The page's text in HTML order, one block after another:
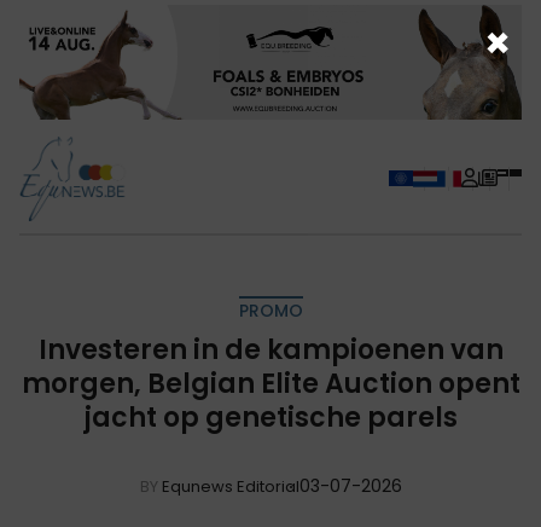
PROMO
Investeren in de kampioenen van
morgen, Belgian Elite Auction opent
jacht op genetische parels
BY Equnews Editorial03-07-2026
×